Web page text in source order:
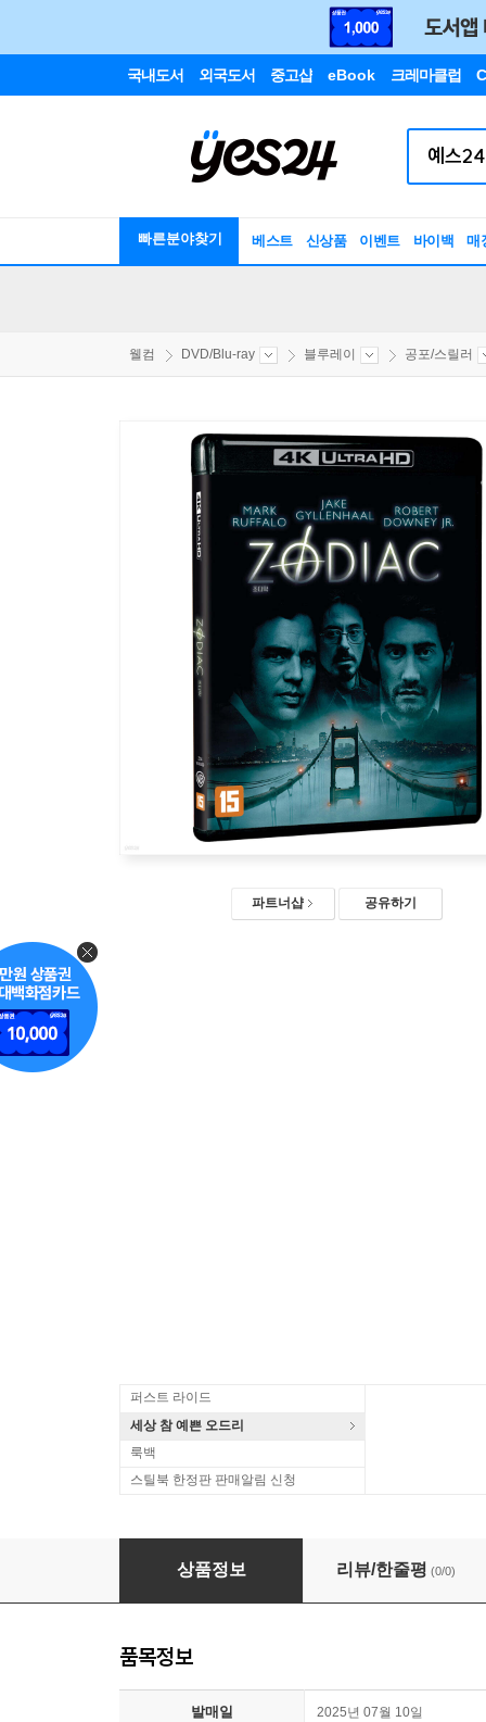
국내도서 외국도서 중고샵 eBook 크레마클럽
빠른분야찾기 베스트 신상품 이벤트 바이백 매
웰컴 DVD/Blu-ray 블루레이 공포/스릴러
파트너샵 공유하기
퍼스트 라이드
세상 참 예쁜 오드리
룩백
스틸북 한정판 판매알림 신청
조디악 (2Disc, 4K UHD 일반판) : 블루레이
상품정보 리뷰/한줄평 (0/0)
품목정보
발매일 2025년 07월 10일